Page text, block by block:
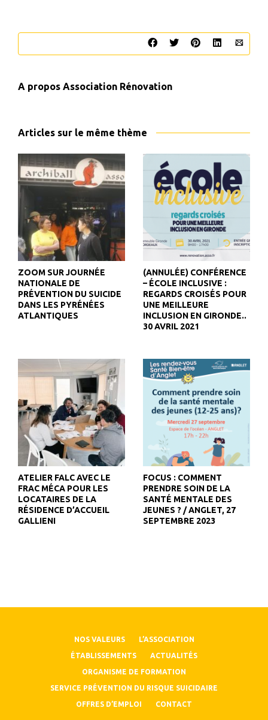
A propos Association Rénovation
Articles sur le même thème
ZOOM SUR JOURNÉE
NATIONALE DE
PRÉVENTION DU SUICIDE
DANS LES PYRÉNÉES
ATLANTIQUES
(ANNULÉE) CONFÉRENCE
– ÉCOLE INCLUSIVE :
REGARDS CROISÉS POUR
UNE MEILLEURE
INCLUSION EN GIRONDE..
30 AVRIL 2021
ATELIER FALC AVEC LE
FRAC MÉCA POUR LES
LOCATAIRES DE LA
RÉSIDENCE D’ACCUEIL
GALLIENI
FOCUS : COMMENT
PRENDRE SOIN DE LA
SANTÉ MENTALE DES
JEUNES ? / ANGLET, 27
SEPTEMBRE 2023
NOS VALEURS L’ASSOCIATION
ÉTABLISSEMENTS ACTUALITÉS
ORGANISME DE FORMATION
SERVICE PRÉVENTION DU RISQUE SUICIDAIRE
OFFRES D’EMPLOI CONTACT